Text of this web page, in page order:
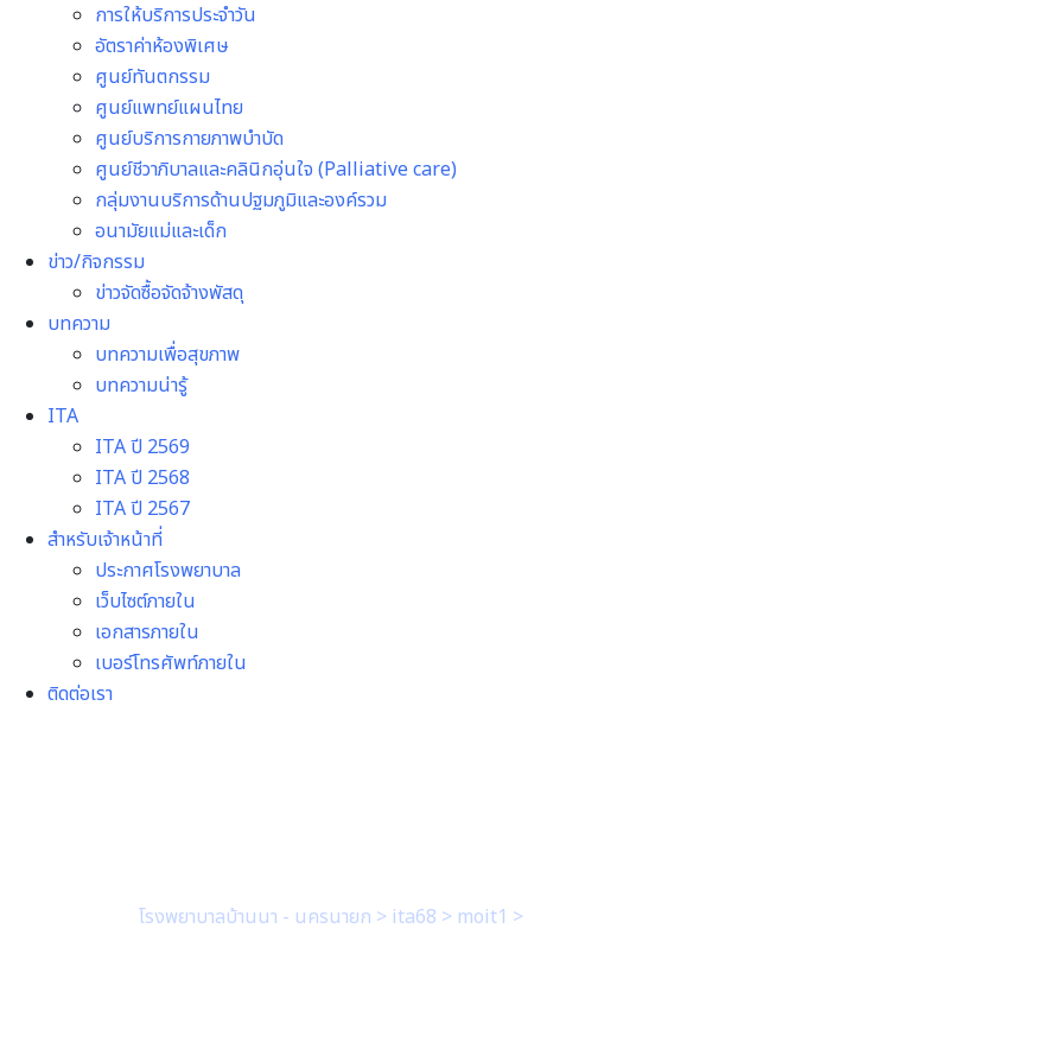
การให้บริการประจำวัน
อัตราค่าห้องพิเศษ
ศูนย์ทันตกรรม
ศูนย์แพทย์แผนไทย
ศูนย์บริการกายภาพบำบัด
ศูนย์ชีวาภิบาลและคลินิกอุ่นใจ (Palliative care)
กลุ่มงานบริการด้านปฐมภูมิและองค์รวม
อนามัยแม่และเด็ก
ข่าว/กิจกรรม
ข่าวจัดซื้อจัดจ้างพัสดุ
บทความ
บทความเพื่อสุขภาพ
บทความน่ารู้
ITA
ITA ปี 2569
ITA ปี 2568
ITA ปี 2567
สำหรับเจ้าหน้าที่
ประกาศโรงพยาบาล
เว็บไซต์ภายใน
เอกสารภายใน
เบอร์โทรศัพท์ภายใน
ติดต่อเรา
โรงพยาบาลบ้านนา - นครนายก > ita68 > moit1 >